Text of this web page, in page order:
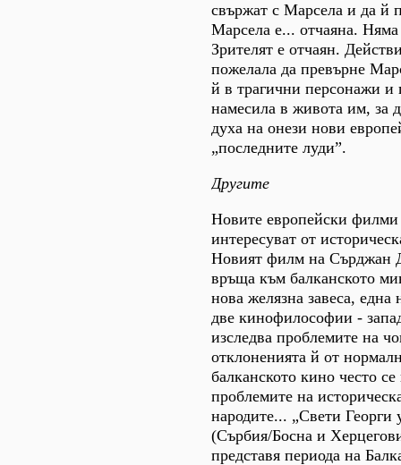
свържат с Марсела и да й
Марсела е... отчаяна.
Зрителят е отчаян.
пожелала да превърне
й в трагични персонажи и
намесила в живота им, за
духа на онези нови
„последните луди”.
Другите
Новите европейски филми
интересуват от
Новият филм на Сърджан
връща към балканското
нова желязна завеса, една
две кинофилософии -
изследва проблемите на
отклоненията й от
балканското кино често
проблемите на
народите... „Свети Георги
(Сърбия/Босна и
представя периода на